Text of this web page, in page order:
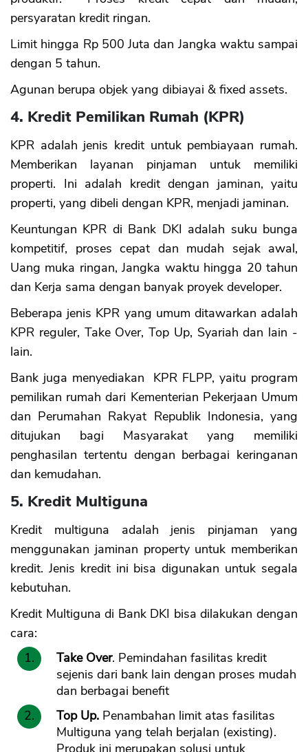
persyaratan kredit ringan.
Limit hingga Rp 500 Juta dan Jangka waktu sampai
dengan 5 tahun.
Agunan berupa objek yang dibiayai & fixed assets.
4. Kredit Pemilikan Rumah (KPR)
KPR adalah jenis kredit untuk pembiayaan rumah.
Memberikan layanan pinjaman untuk memiliki
properti. Ini adalah kredit dengan jaminan, yaitu
properti, yang dibeli dengan KPR, menjadi jaminan.
Keuntungan KPR di Bank DKI adalah suku bunga
kompetitif, proses cepat dan mudah sejak awal,
Uang muka ringan, Jangka waktu hingga 20 tahun
dan Kerja sama dengan banyak proyek developer.
Beberapa jenis KPR yang umum ditawarkan adalah
KPR reguler, Take Over, Top Up, Syariah dan lain -
lain.
Bank juga menyediakan KPR FLPP, yaitu program
pemilikan rumah dari Kementerian Pekerjaan Umum
dan Perumahan Rakyat Republik Indonesia, yang
ditujukan bagi Masyarakat yang memiliki
penghasilan tertentu dengan berbagai keringanan
dan kemudahan.
5. Kredit Multiguna
Kredit multiguna adalah jenis pinjaman yang
menggunakan jaminan property untuk memberikan
kredit. Jenis kredit ini bisa digunakan untuk segala
kebutuhan.
Kredit Multiguna di Bank DKI bisa dilakukan dengan
cara:
Take Over. Pemindahan fasilitas kredit
sejenis dari bank lain dengan proses mudah
dan berbagai benefit
Top Up. Penambahan limit atas fasilitas
Multiguna yang telah berjalan (existing).